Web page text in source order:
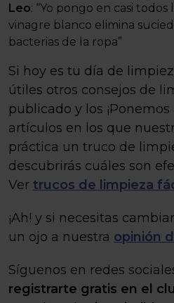
Leo: “Yo pongo en casi
vinagre blanco elimina
bacterias de la ropa”
Si hoy es tu día de
útiles otros consejos de
publicado y los
artículos en los que
práctica un truco de
descubrirás cuáles son
Ver trucos de limpieza
¡Ah! y si necesitas
un ojo a nuestra opinión
Síguenos en redes
registrarte gratis en el